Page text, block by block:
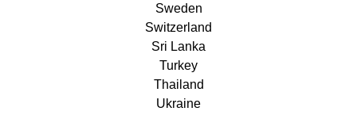
Sweden
Switzerland
Sri Lanka
Turkey
Thailand
Ukraine